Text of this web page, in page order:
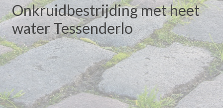
Onkruidbestrijding met heet
water Tessenderlo